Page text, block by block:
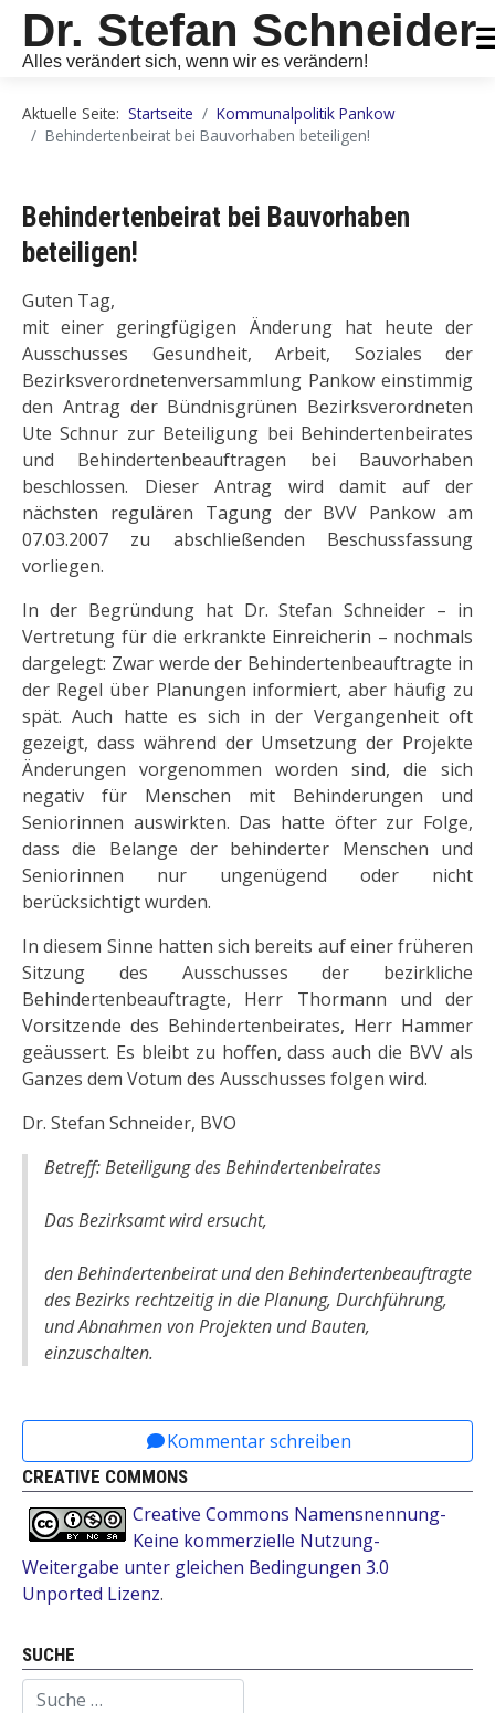
Dr. Stefan Schneider
Alles verändert sich, wenn wir es verändern!
Aktuelle Seite: Startseite
Kommunalpolitik Pankow
Behindertenbeirat bei Bauvorhaben beteiligen!
Behindertenbeirat bei Bauvorhaben
beteiligen!
Guten Tag,
mit einer geringfügigen Änderung hat heute der
Ausschusses Gesundheit, Arbeit, Soziales der
Bezirksverordnetenversammlung Pankow einstimmig
den Antrag der Bündnisgrünen Bezirksverordneten
Ute Schnur zur Beteiligung bei Behindertenbeirates
und Behindertenbeauftragen bei Bauvorhaben
beschlossen. Dieser Antrag wird damit auf der
nächsten regulären Tagung der BVV Pankow am
07.03.2007 zu abschließenden Beschussfassung
vorliegen.
In der Begründung hat Dr. Stefan Schneider – in
Vertretung für die erkrankte Einreicherin – nochmals
dargelegt: Zwar werde der Behindertenbeauftragte in
der Regel über Planungen informiert, aber häufig zu
spät. Auch hatte es sich in der Vergangenheit oft
gezeigt, dass während der Umsetzung der Projekte
Änderungen vorgenommen worden sind, die sich
negativ für Menschen mit Behinderungen und
Seniorinnen auswirkten. Das hatte öfter zur Folge,
dass die Belange der behinderter Menschen und
Seniorinnen nur ungenügend oder nicht
berücksichtigt wurden.
In diesem Sinne hatten sich bereits auf einer früheren
Sitzung des Ausschusses der bezirkliche
Behindertenbeauftragte, Herr Thormann und der
Vorsitzende des Behindertenbeirates, Herr Hammer
geäussert. Es bleibt zu hoffen, dass auch die BVV als
Ganzes dem Votum des Ausschusses folgen wird.
Dr. Stefan Schneider, BVO
Betreff: Beteiligung des Behindertenbeirates
Das Bezirksamt wird ersucht,
den Behindertenbeirat und den Behindertenbeauftragte
des Bezirks rechtzeitig in die Planung, Durchführung,
und Abnahmen von Projekten und Bauten,
einzuschalten.
Kommentar schreiben
CREATIVE COMMONS
Creative Commons Namensnennung-
Keine kommerzielle Nutzung-
Weitergabe unter gleichen Bedingungen 3.0
Unported Lizenz.
SUCHE
Suchen